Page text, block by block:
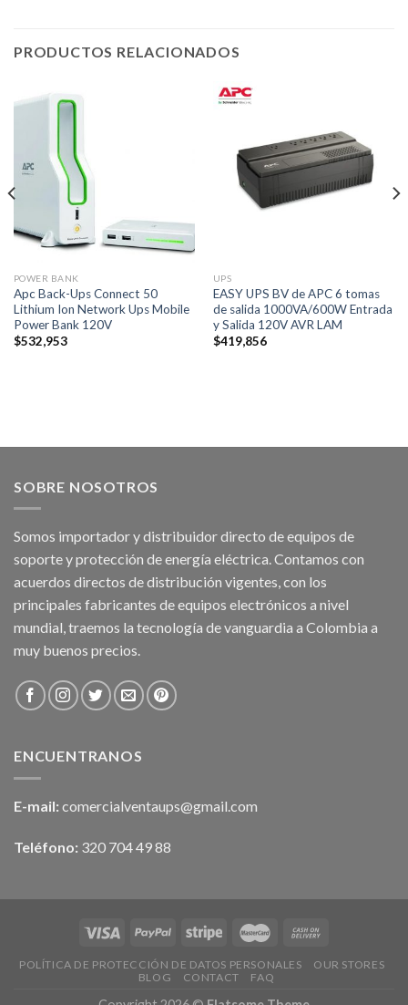
PRODUCTOS RELACIONADOS
POWER BANK
Apc Back-Ups Connect 50
Lithium Ion Network Ups Mobile
Power Bank 120V
$532,953
UPS
EASY UPS BV de APC 6 tomas
de salida 1000VA/600W Entrada
y Salida 120V AVR LAM
$419,856
SOBRE NOSOTROS
Somos importador y distribuidor directo de equipos de
soporte y protección de energía eléctrica. Contamos con
acuerdos directos de distribución vigentes, con los
principales fabricantes de equipos electrónicos a nivel
mundial, traemos la tecnología de vanguardia a Colombia a
muy buenos precios.
ENCUENTRANOS
E-mail: comercialventaups@gmail.com
Teléfono: 320 704 49 88
POLÍTICA DE PROTECCIÓN DE DATOS PERSONALES
OUR STORES
BLOG
CONTACT FAQ